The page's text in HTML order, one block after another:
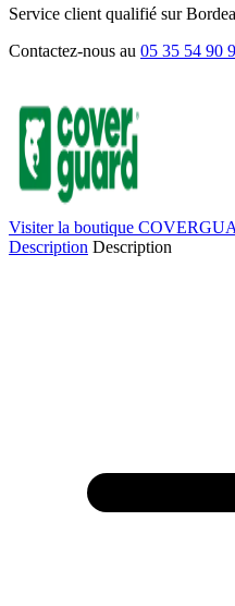
Service client qualifié sur
Contactez-nous au 05 35 54 90
Visiter la boutique
Description Description